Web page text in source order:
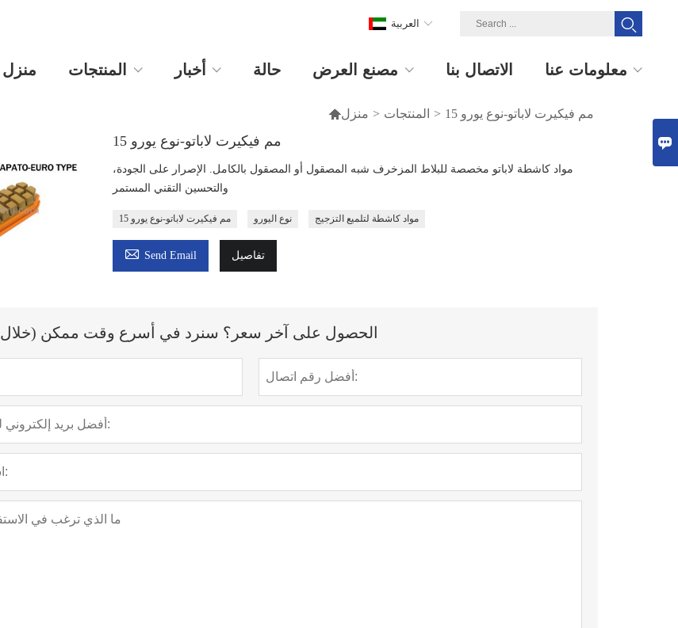
منزل المنتجات أخبار حالة مصنع العرض الاتصال بنا معلومات عنا
العربية
منزل > المنتجات > 15 مم فيكيرت لاباتو-نوع يورو
15 مم فيكيرت لاباتو-نوع يورو
مواد كاشطة لاباتو مخصصة للبلاط المزخرف شبه المصقول أو المصقول بالكامل. الإصرار على الجودة،
والتحسين التقني المستمر
15 مم فيكيرت لاباتو-نوع يورو نوع اليورو مواد كاشطة لتلميع التزجيج
 Send Email تفاصيل
الحصول على آخر سعر؟ سنرد في أسرع وقت ممكن (خلال 12 ساعة)
